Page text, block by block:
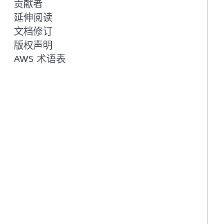
贡献者
延伸阅读
文档修订
版权声明
AWS 术语表